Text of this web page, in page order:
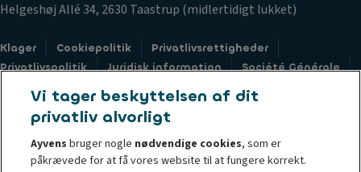
Helgeshøj Allé 34, 2630 Taastrup (midlertidigt lukket)
Klager Cookiepolitik
Privatlivsrettigheder
Privatlivspolitik
Juridisk information
Société Générale
Accessibility
Vi tager beskyttelsen af dit
privatliv alvorligt
Ayvens bruger nogle nødvendige cookies, som er
påkrævede for at få vores website til at fungere korrekt.